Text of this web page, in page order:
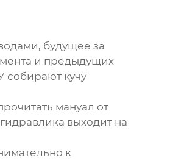
будущее за
и предыдущих
собирают кучу
мануал от
выходит на
к